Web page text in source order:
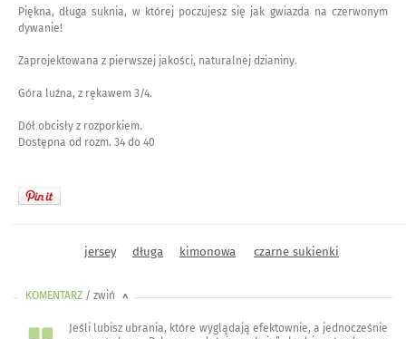
Piękna, długa suknia, w której poczujesz się jak gwiazda na czerwonym
dywanie!
Zaprojektowana z pierwszej jakości, naturalnej dzianiny.
Góra luźna, z rękawem 3/4.
Dół obcisły z rozporkiem.
Dostępna od rozm. 34 do 40
jersey długa kimonowa czarne sukienki
KOMENTARZ / zwiń <
Jeśli lubisz ubrania, które wyglądają efektownie, a jednocześnie